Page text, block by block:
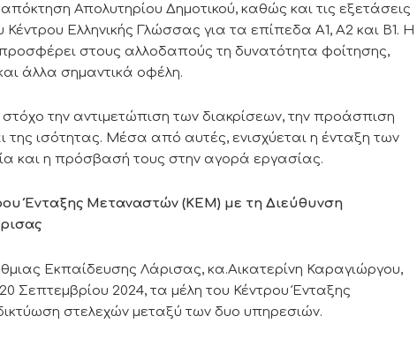
Απολυτηρίου Δημοτικού, καθώς και τις εξετάσεις
Ελληνικής Γλώσσας για τα επίπεδα Α1, Α2 και Β1. Η
στους αλλοδαπούς τη δυνατότητα φοίτησης,
άλλα σημαντικά οφέλη.
την αντιμετώπιση των διακρίσεων, την προάσπιση
ισότητας. Μέσα από αυτές, ενισχύεται η ένταξη των
και η πρόσβασή τους στην αγορά εργασίας.
Ένταξης Μεταναστών (ΚΕΜ) με τη Διεύθυνση
Εκπαίδευσης Λάρισας, κα.Αικατερίνη Καραγιώργου,
Σεπτεμβρίου 2024, τα μέλη του Κέντρου Ένταξης
στελεχών μεταξύ των δυο υπηρεσιών.